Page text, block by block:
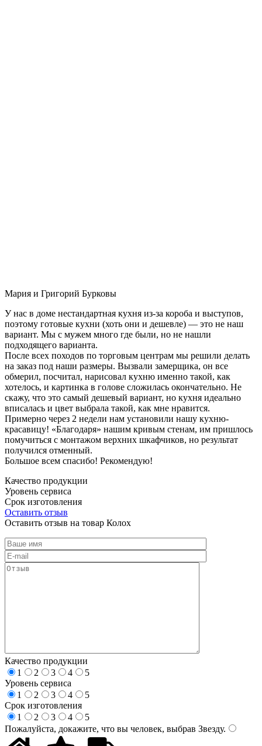
Мария и Григорий Бурковы
У нас в доме нестандартная кухня из-за короба и выступов,
поэтому готовые кухни (хоть они и дешевле) — это не наш
вариант. Мы с мужем много где были, но не нашли
подходящего варианта.
После всех походов по торговым центрам мы решили делать
на заказ под наши размеры. Вызвали замерщика, он все
обмерил, посчитал, нарисовал кухню именно такой, как
хотелось, и картинка в голове сложилась окончательно. Не
скажу, что это самый дешевый вариант, но кухня идеально
вписалась и цвет выбрала такой, как мне нравится.
Примерно через 2 недели нам установили нашу кухню-
красавицу! «Благодаря» нашим кривым стенам, им пришлось
помучиться с монтажом верхних шкафчиков, но результат
получился отменный.
Большое всем спасибо! Рекомендую!
Качество продукции
Уровень сервиса
Срок изготовления
Оставить отзыв
Оставить отзыв на товар Колох
Качество продукции
1
2 3 4
5
Уровень сервиса
1
2 3 4
5
Срок изготовления
1
2 3 4
5
Пожалуйста, докажите, что вы человек, выбрав Звезду.